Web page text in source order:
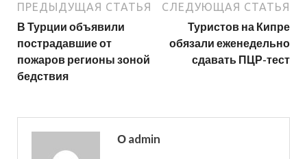
ПРЕДЫДУЩАЯ СТАТЬЯ
В Турции объявили
пострадавшие от
пожаров регионы зоной
бедствия
СЛЕДУЮЩАЯ СТАТЬЯ
Туристов на Кипре
обязали еженедельно
сдавать ПЦР-тест
О admin